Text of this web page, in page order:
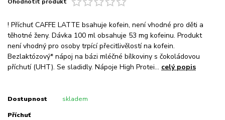
! Příchuť CAFFE LATTE bsahuje kofein, není vhodné pro děti a
těhotné ženy. Dávka 100 ml obsahuje 53 mg kofeinu. Produkt
není vhodný pro osoby trpící přecitlivělostí na kofein.
Bezlaktózový* nápoj na bázi mléčné bílkoviny s čokoládovou
příchutí (UHT). Se sladidly. Nápoje High Protei... celý popis
Dostupnost skladem
Příchuť